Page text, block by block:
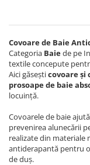
Covoare de Baie
Categoria Baiede pe
textile concepute
Aici găseșticovoare și
prosoape de baie
locuință.
Covoarele de baie
prevenirea alunecării
realizate din materiale
antiderapantă pentru
de duș.